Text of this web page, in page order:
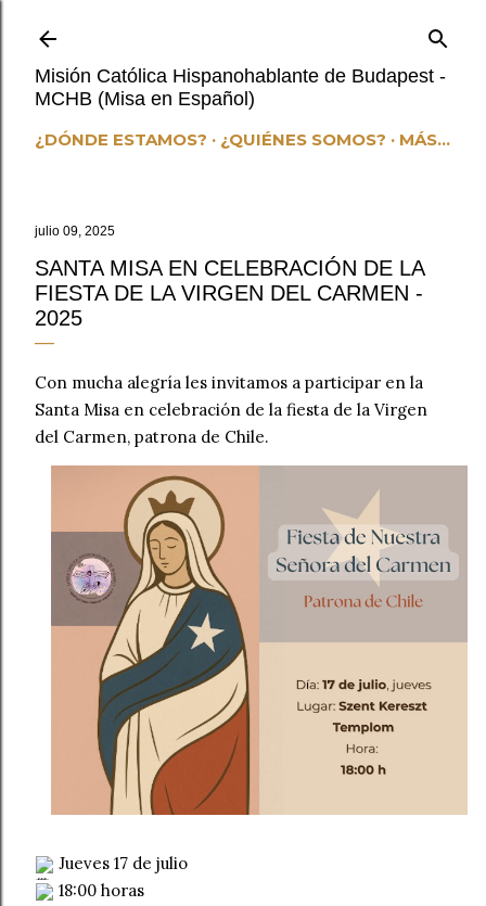
Misión Católica Hispanohablante de Budapest -
MCHB (Misa en Español)
¿DÓNDE ESTAMOS? ¿QUIÉNES SOMOS? MÁS…
julio 09, 2025
SANTA MISA EN CELEBRACIÓN DE LA
FIESTA DE LA VIRGEN DEL CARMEN -
2025
Con mucha alegría les invitamos a participar en la
Santa Misa en celebración de la fiesta de la Virgen
del Carmen, patrona de Chile.
Jueves 17 de julio
18:00 horas